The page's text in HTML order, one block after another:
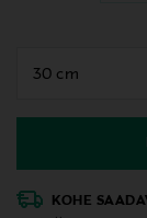
KOHE